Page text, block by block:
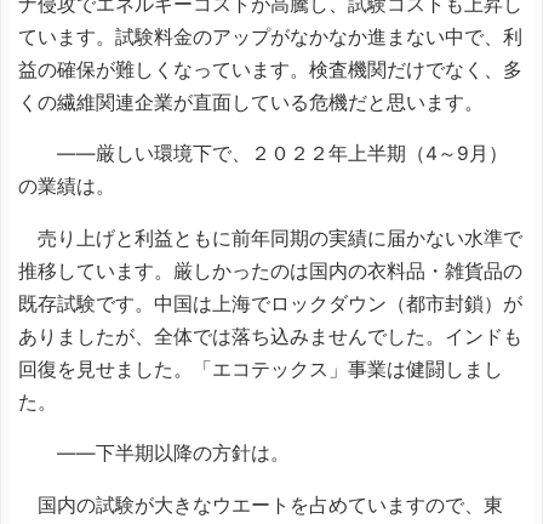
ています。試験料金のアップがなかなか進まない中で、利
益の確保が難しくなっています。検査機関だけでなく、多
くの繊維関連企業が直面している危機だと思います。
――厳しい環境下で、２０２２年上半期（4～9月）
の業績は。
売り上げと利益ともに前年同期の実績に届かない水準で
推移しています。厳しかったのは国内の衣料品・雑貨品の
既存試験です。中国は上海でロックダウン（都市封鎖）が
ありましたが、全体では落ち込みませんでした。インドも
回復を見せました。「エコテックス」事業は健闘しまし
た。
――下半期以降の方針は。
国内の試験が大きなウエートを占めていますので、東